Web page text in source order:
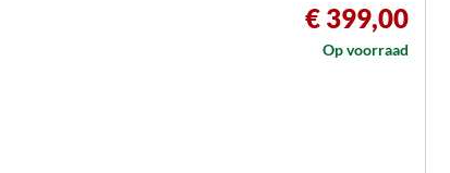
€ 399,00
Op voorraad